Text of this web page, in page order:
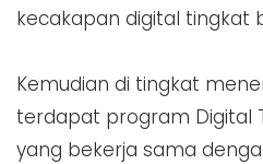
kecakapan digital tingkat
Kemudian di tingkat
terdapat program Digital
yang bekerja sama